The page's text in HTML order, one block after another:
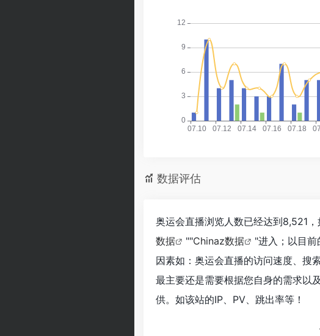
数据评估
奥运会直播浏览人数已经达到8,521
数据
""Chinaz数据
"进入；以目
因素如：奥运会直播的访问速度、搜
最主要还是需要根据您自身的需求以
供。如该站的IP、PV、跳出率等！